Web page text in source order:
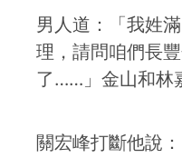
男人道：「我姓
理，請問咱們長
了……」金山和林
關宏峰打斷他說